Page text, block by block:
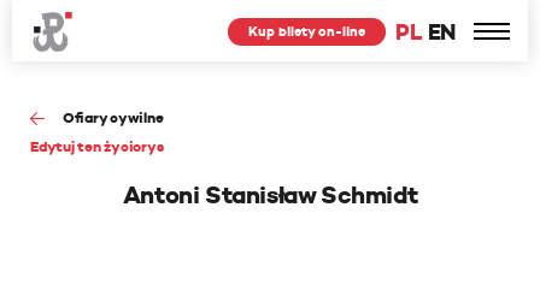
PL EN
Kup bilety on-line
Ofiary cywilne
Edytuj ten życiorys
Antoni Stanisław Schmidt